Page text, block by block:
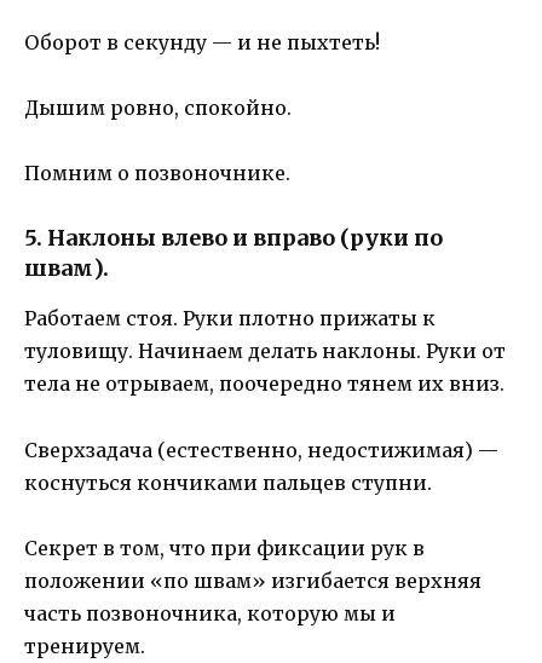
Оборот в секунду — и не пыхтеть!
Дышим ровно, спокойно.
Помним о позвоночнике.
5. Наклоны влево и вправо (руки по
швам).
Работаем стоя. Руки плотно прижаты к
туловищу. Начинаем делать наклоны. Руки от
тела не отрываем, поочередно тянем их вниз.
Сверхзадача (естественно, недостижимая) —
коснуться кончиками пальцев ступни.
Секрет в том, что при фиксации рук в
положении «по швам» изгибается верхняя
часть позвоночника, которую мы и
тренируем.